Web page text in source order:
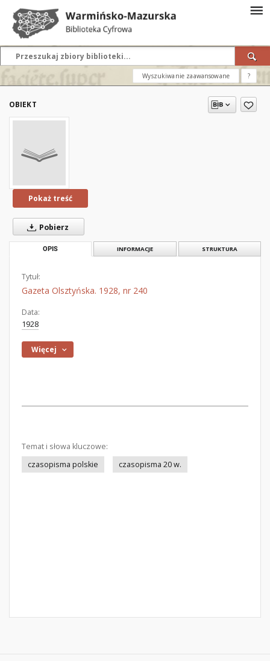
Wyszukiwanie zaawansowane ?
OBIEKT
Pokaż treść
Pobierz
OPIS INFORMACJE STRUKTURA
Tytuł:
Gazeta Olsztyńska. 1928, nr 240
Data:
1928
Więcej
Temat i słowa kluczowe:
czasopisma polskie
czasopisma 20 w.